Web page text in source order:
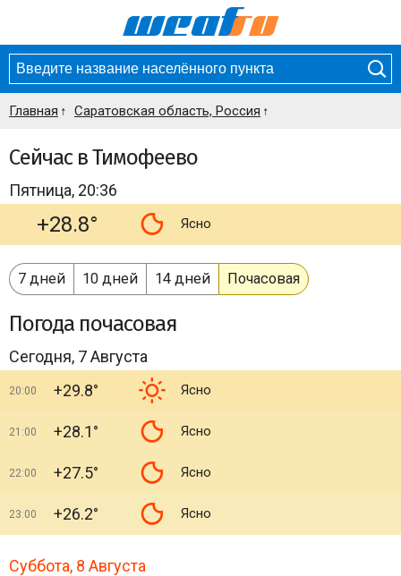
Главная Саратовская область, Россия
Сейчас в Тимофеево
Пятница, 20:36
+28.8° Ясно
7 дней 10 дней 14 дней Почасовая
Погода почасовая
Сегодня, 7 Августа
20:00 +29.8° Ясно
21:00 +28.1° Ясно
22:00 +27.5° Ясно
23:00 +26.2° Ясно
Суббота, 8 Августа